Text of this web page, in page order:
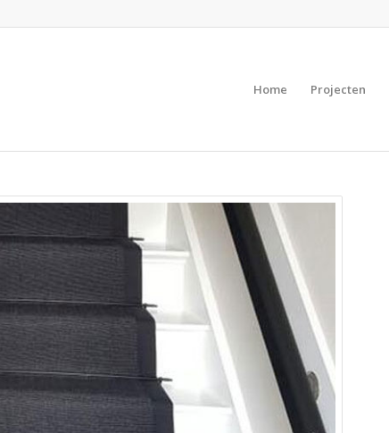
Home Projecten